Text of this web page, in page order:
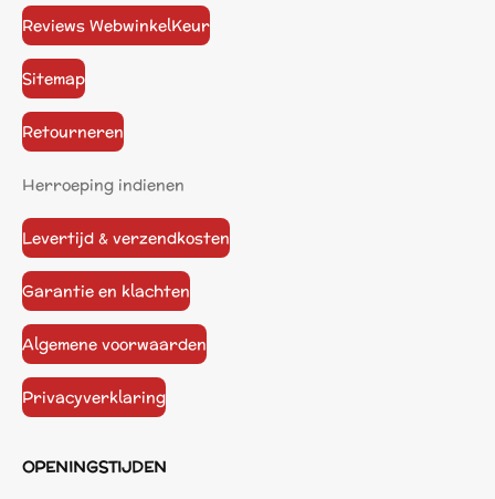
Reviews WebwinkelKeur
Sitemap
Retourneren
Herroeping indienen
Levertijd & verzendkosten
Garantie en klachten
Algemene voorwaarden
Privacyverklaring
OPENINGSTIJDEN